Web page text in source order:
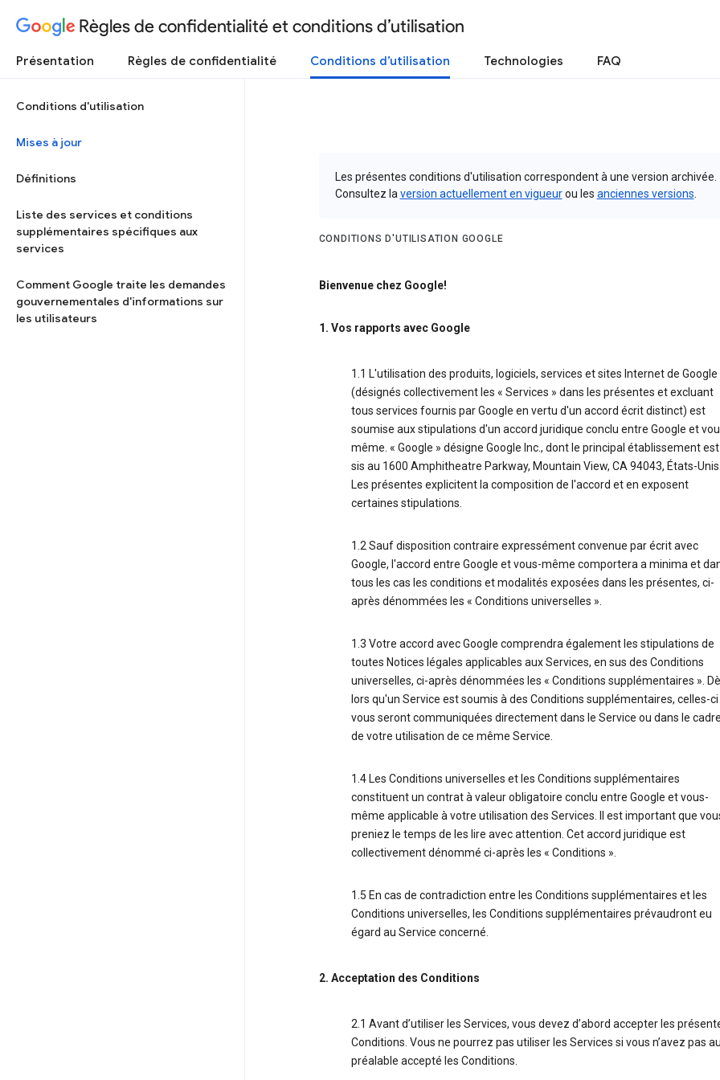
Règles de confidentialité et conditions d’utilisation
Présentation Règles de confidentialité Conditions d’utilisation Technologies FAQ
Conditions d'utilisation
Mises à jour
Définitions
Liste des services et conditions
supplémentaires spécifiques aux
services
Comment Google traite les demandes
gouvernementales d'informations sur
les utilisateurs
Les présentes conditions d'utilisation correspondent à une version archivée.
Consultez la version actuellement en vigueurou les anciennes versions
CONDITIONS D'UTILISATION GOOGLE
Bienvenue chez Google!
1. Vos rapports avec Google
1.1 L'utilisation des produits, logiciels, services et sites Internet de Google
(désignés collectivement les « Services » dans les présentes et excluant
tous services fournis par Google en vertu d'un accord écrit distinct) est
soumise aux stipulations d'un accord juridique conclu entre Google et
même. « Google » désigne Google Inc., dont le principal établissement est
sis au 1600 Amphitheatre Parkway, Mountain View, CA 94043, États-
Les présentes explicitent la composition de l'accord et en exposent
certaines stipulations.
1.2 Sauf disposition contraire expressément convenue par écrit avec
Google, l'accord entre Google et vous-même comportera a minima et
tous les cas les conditions et modalités exposées dans les présentes, ci-
après dénommées les « Conditions universelles ».
1.3 Votre accord avec Google comprendra également les stipulations de
toutes Notices légales applicables aux Services, en sus des Conditions
universelles, ci-après dénommées les « Conditions supplémentaires ».
lors qu'un Service est soumis à des Conditions supplémentaires, celles-ci
vous seront communiquées directement dans le Service ou dans le
de votre utilisation de ce même Service.
1.4 Les Conditions universelles et les Conditions supplémentaires
constituent un contrat à valeur obligatoire conclu entre Google et vous-
même applicable à votre utilisation des Services. Il est important que
preniez le temps de les lire avec attention. Cet accord juridique est
collectivement dénommé ci-après les « Conditions ».
1.5 En cas de contradiction entre les Conditions supplémentaires et les
Conditions universelles, les Conditions supplémentaires prévaudront eu
égard au Service concerné.
2. Acceptation des Conditions
2.1 Avant d’utiliser les Services, vous devez d’abord accepter les
Conditions. Vous ne pourrez pas utiliser les Services si vous n’avez pas
préalable accepté les Conditions.